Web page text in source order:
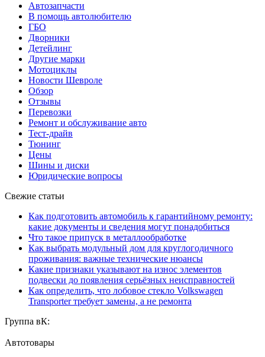
Автозапчасти
В помощь автолюбителю
ГБО
Дворники
Детейлинг
Другие марки
Мотоциклы
Новости Шевроле
Обзор
Отзывы
Перевозки
Ремонт и обслуживание авто
Тест-драйв
Тюнинг
Цены
Шины и диски
Юридические вопросы
Свежие статьи
Как подготовить автомобиль к гарантийному ремонту:
какие документы и сведения могут понадобиться
Что такое припуск в металлообработке
Как выбрать модульный дом для круглогодичного
проживания: важные технические нюансы
Какие признаки указывают на износ элементов
подвески до появления серьёзных неисправностей
Как определить, что лобовое стекло Volkswagen
Transporter требует замены, а не ремонта
Группа вК:
Автотовары